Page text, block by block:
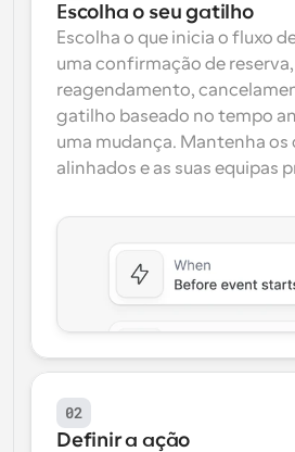
Webhooks
Receba notificações quando
Escolha o seu gatilho
Escolha o que inicia o fluxo
uma confirmação de reserva,
reagendamento,
gatilho baseado no tempo
uma mudança. Mantenha os
alinhados e as suas equipas
02
Definir a ação